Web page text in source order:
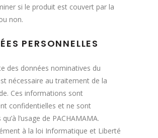
si le produit est couvert par la
non.
PERSONNELLES
des données nominatives du
nécessaire au traitement de la
Ces informations sont
confidentielles et ne sont
l’usage de PACHAMAMA.
à la loi Informatique et Liberté